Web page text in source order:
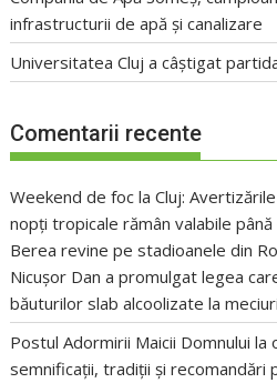
infrastructurii de apă și canalizare
Universitatea Cluj a câștigat
Comentarii recente
Weekend de foc la Cluj:
nopți tropicale rămân valabile
Berea revine pe stadioanele din
Nicușor Dan a promulgat legea
băuturilor slab alcoolizate la meciuri
Postul Adormirii Maicii Domnului la
semnificații, tradiții și recomandări